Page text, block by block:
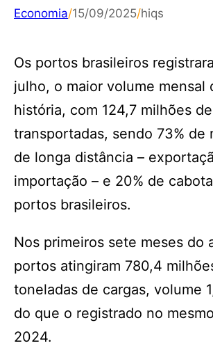
Economia/15/09/2025/hiqs
Os portos brasileiros
julho, o maior volume mensal
história, com 124,7 milhões
transportadas, sendo 73% de
de longa distância –
importação – e 20% de
portos brasileiros.
Nos primeiros sete meses do
portos atingiram 780,4
toneladas de cargas, volume
do que o registrado no
2024.